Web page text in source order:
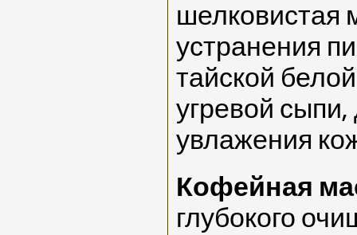
шелковистая
устранения
тайской
угревой
увлажения
Кофейная
глубокого